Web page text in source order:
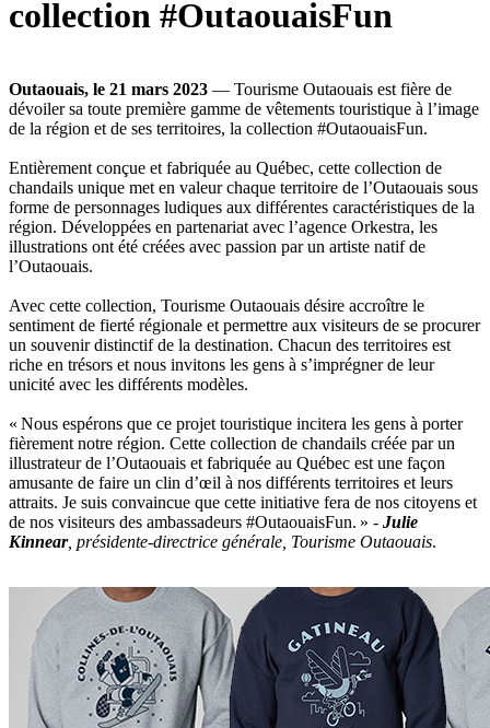
collection #OutaouaisFun
Outaouais, le 21 mars 2023 — Tourisme Outaouais est fière de
dévoiler sa toute première gamme de vêtements touristique à l’image
de la région et de ses territoires, la collection #OutaouaisFun.
Entièrement conçue et fabriquée au Québec, cette collection de
chandails unique met en valeur chaque territoire de l’Outaouais sous
forme de personnages ludiques aux différentes caractéristiques de la
région. Développées en partenariat avec l’agence Orkestra, les
illustrations ont été créées avec passion par un artiste natif de
l’Outaouais.
Avec cette collection, Tourisme Outaouais désire accroître le
sentiment de fierté régionale et permettre aux visiteurs de se procurer
un souvenir distinctif de la destination. Chacun des territoires est
riche en trésors et nous invitons les gens à s’imprégner de leur
unicité avec les différents modèles.
« Nous espérons que ce projet touristique incitera les gens à porter
fièrement notre région. Cette collection de chandails créée par un
illustrateur de l’Outaouais et fabriquée au Québec est une façon
amusante de faire un clin d’œil à nos différents territoires et leurs
attraits. Je suis convaincue que cette initiative fera de nos citoyens et
de nos visiteurs des ambassadeurs #OutaouaisFun. » - Julie
Kinnear, présidente-directrice générale, Tourisme Outaouais.